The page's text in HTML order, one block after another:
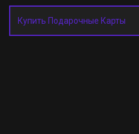
Купить Подарочные Карты